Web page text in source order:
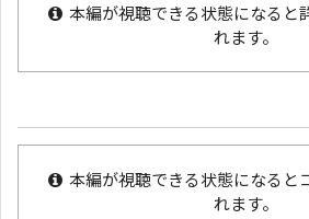
本編が視聴できる状態になると
れます。
本編が視聴できる状態になると
れます。